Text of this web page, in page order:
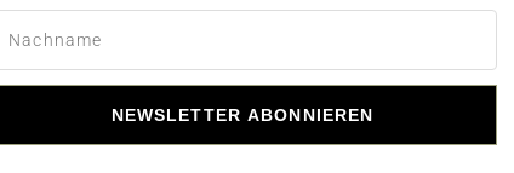
NEWSLETTER ABONNIEREN